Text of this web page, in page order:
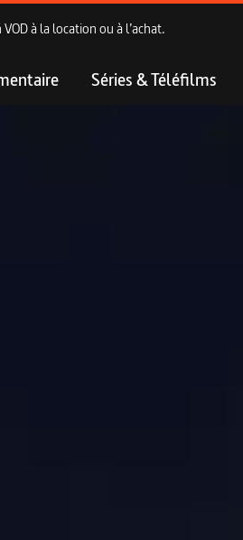
à la location ou à l’achat.
Séries & Téléfilms